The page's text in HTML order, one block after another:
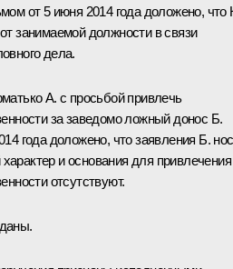
от 5 июня 2014 года доложено, что
занимаемой должности в связи
дела.
А. с просьбой привлечь
за заведомо ложный донос Б.
года доложено, что заявления Б.
и основания для
отсутствуют.